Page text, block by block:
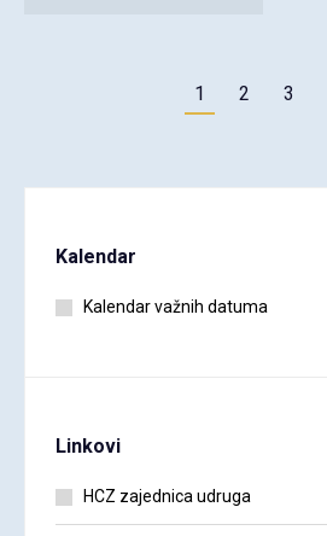
1 2 3
Kalendar
Kalendar važnih datuma
Linkovi
HCZ zajednica udruga